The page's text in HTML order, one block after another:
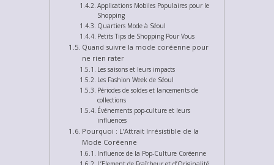
Applications Mobiles Populaires pour le
Shopping
Quartiers Mode à Séoul
Petits Tips de Shopping Pour Vous
Quand suivre la mode coréenne pour
ne rien rater
Les saisons et leurs impacts
Les Fashion Week de Séoul
Périodes de soldes et lancements de
collections
Événements pop-culture et leurs
influences
Pourquoi : L’Attrait Irrésistible de la
Mode Coréenne
Influence de la Pop-Culture Coréenne